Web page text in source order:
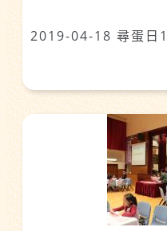
2019-04-18 尋蛋日1